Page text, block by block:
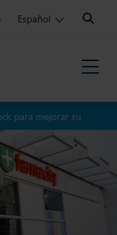
Español
Search:
para mejorar su